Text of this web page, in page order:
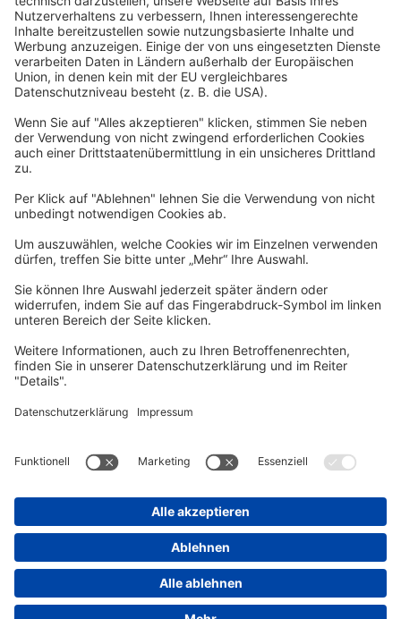
Allgemeine Geschäftsbedingungen
Widerrufsbelehrung
Datenschutzerklärung
Barrierefreiheitserklärung
Impressum
Newsletter
Per E-Mail informieren wir Sie über interessante Angebote.
Zum Newsletter anmelden
vhs Post
Zur vhs Post anmelden
Kontrast
Kurs-Merkliste
Bitte melden Sie sich über den folgenden Button an:
Sie haben noch kein Konto?
Registrieren Sie sich jetzt
Warenkorb
Es befinden sich derzeit keine Kurse/Veranstaltungen in Ihrem